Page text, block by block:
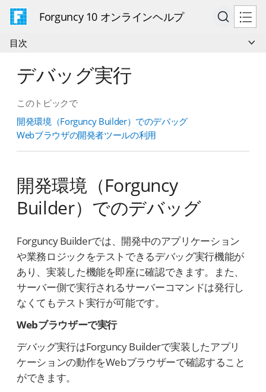
Forguncy 10 オンラインヘルプ
目次
デバッグ実行
このトピックで
開発環境（Forguncy Builder）でのデバッグ
Webブラウザの開発者ツールの利用
開発環境（Forguncy
Builder）でのデバッグ
Forguncy Builderでは、開発中のアプリケーション
や業務ロジックをテストできるデバッグ実行機能が
あり、実装した機能を即座に確認できます。また、
サーバー側で実行されるサーバーコマンドは発行し
なくてもテスト実行が可能です。
Webブラウザーで実行
デバッグ実行はForguncy Builderで実装したアプリ
ケーションの動作をWebブラウザーで確認すること
ができます。